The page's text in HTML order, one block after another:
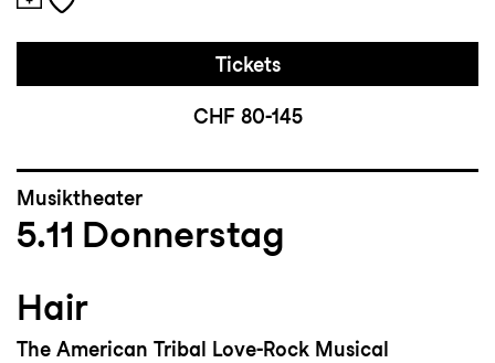
Tickets
CHF 80-145
Musiktheater
5.11 Donnerstag
Hair
The American Tribal Love-Rock Musical